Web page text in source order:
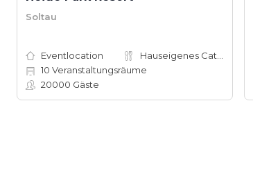
Soltau
Eventlocation
10 Veranstaltungsräume
20000 Gäste